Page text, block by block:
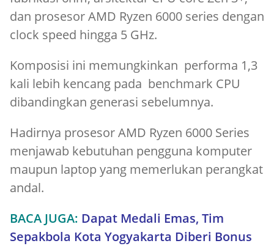
dan prosesor AMD Ryzen 6000 series dengan
clock speed hingga 5 GHz.
Komposisi ini memungkinkan performa 1,3
kali lebih kencang pada benchmark CPU
dibandingkan generasi sebelumnya.
Hadirnya prosesor AMD Ryzen 6000 Series
menjawab kebutuhan pengguna komputer
maupun laptop yang memerlukan perangkat
andal.
BACA JUGA: Dapat Medali Emas, Tim
Sepakbola Kota Yogyakarta Diberi Bonus